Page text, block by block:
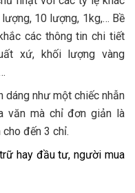
10 lượng, 1kg,… Bề
các thông tin chi tiết
xứ, khối lượng vàng
dáng như một chiếc nhẫn
văn mà chỉ đơn giản là
đến 3 chỉ.
hay đầu tư, người mua